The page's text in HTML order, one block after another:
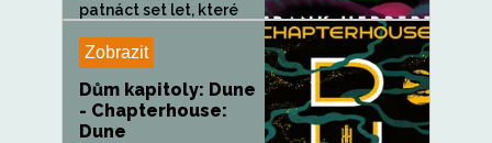
patnáct set let, které
Zobrazit
Dům kapitoly: Dune
- Chapterhouse:
Dune